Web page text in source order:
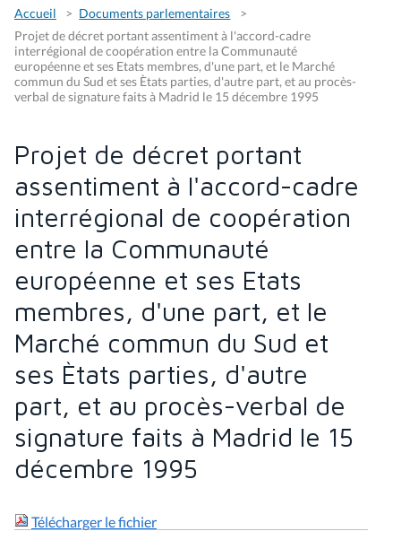
Accueil
Documents parlementaires
Projet de décret portant assentiment à l'accord-cadre
interrégional de coopération entre la Communauté
européenne et ses Etats membres, d'une part, et le Marché
commun du Sud et ses Ètats parties, d'autre part, et au procès-
verbal de signature faits à Madrid le 15 décembre 1995
Projet de décret portant
assentiment à l'accord-cadre
interrégional de coopération
entre la Communauté
européenne et ses Etats
membres, d'une part, et le
Marché commun du Sud et
ses Ètats parties, d'autre
part, et au procès-verbal de
signature faits à Madrid le 15
décembre 1995
Télécharger le fichier